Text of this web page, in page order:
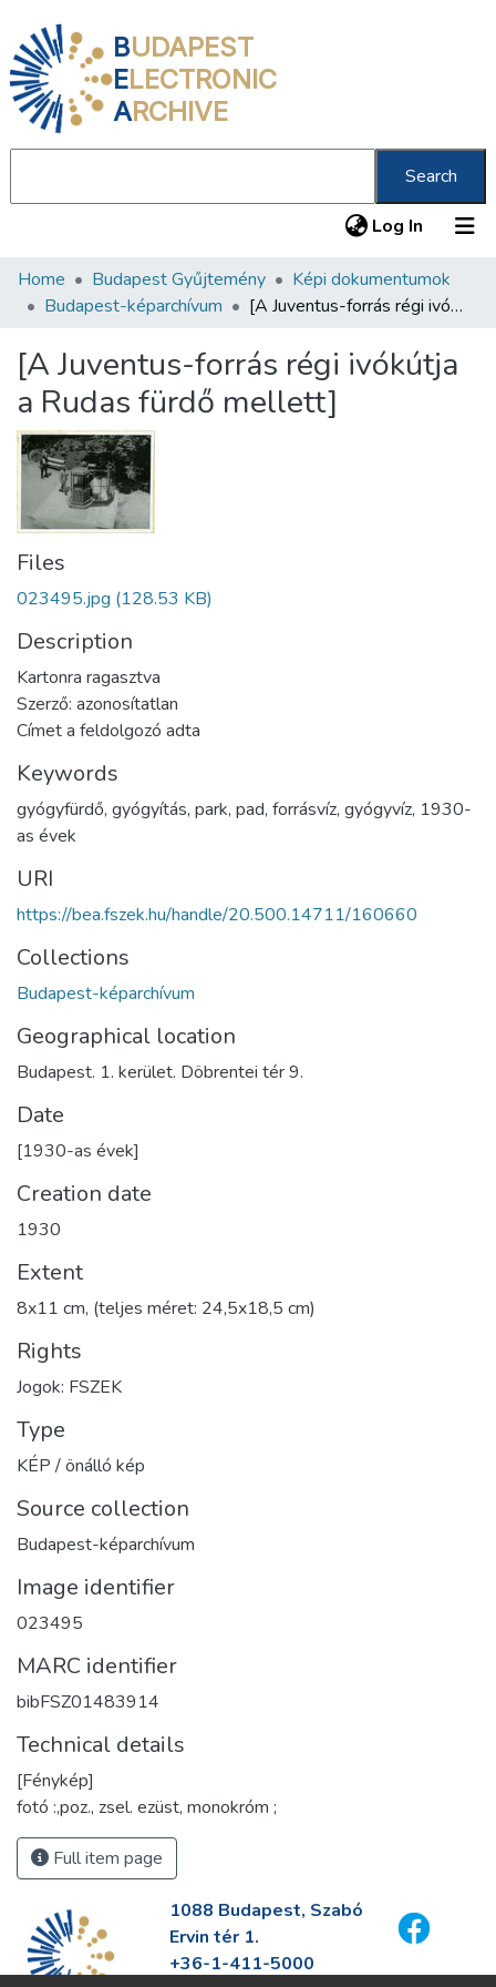
BUDAPEST
ELECTRONIC
ARCHIVE
Search
Log In (current)
Communities & Collections
Statistics
About us
Home Budapest Gyűjtemény
Képi dokumentumok
Budapest-képarchívum
[A Juventus-forrás régi ivókútja a Rudas fürdő mellett]
[A Juventus-forrás régi ivókútja
a Rudas fürdő mellett]
Files
023495.jpg (128.53 KB)
Description
Kartonra ragasztva
Szerző: azonosítatlan
Címet a feldolgozó adta
Keywords
gyógyfürdő, gyógyítás, park, pad, forrásvíz, gyógyvíz, 1930-
as évek
URI
https://bea.fszek.hu/handle/20.500.14711/160660
Collections
Budapest-képarchívum
Geographical location
Budapest. 1. kerület. Döbrentei tér 9.
Date
[1930-as évek]
Creation date
1930
Extent
8x11 cm, (teljes méret: 24,5x18,5 cm)
Rights
Jogok: FSZEK
Type
KÉP / önálló kép
Source collection
Budapest-képarchívum
Image identifier
023495
MARC identifier
bibFSZ01483914
Technical details
[Fénykép]
fotó :,poz., zsel. ezüst, monokróm ;
Full item page
1088 Budapest, Szabó
Ervin tér 1.
+36-1-411-5000